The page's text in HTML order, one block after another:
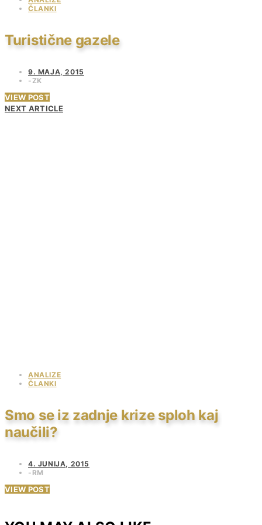
ČLANKI
Turistične gazele
9. MAJA, 2015
ZK
VIEW POST
NEXT ARTICLE
ANALIZE
ČLANKI
Smo se iz zadnje krize sploh kaj
naučili?
4. JUNIJA, 2015
RM
VIEW POST